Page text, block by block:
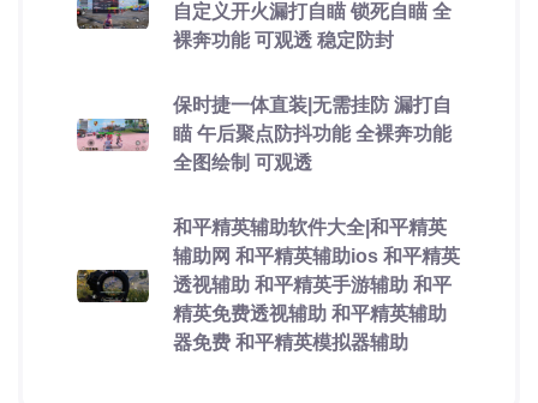
自定义开火漏打自瞄 锁死自瞄 全
裸奔功能 可观透 稳定防封
保时捷一体直装|无需挂防 漏打自
瞄 午后聚点防抖功能 全裸奔功能
全图绘制 可观透
和平精英辅助软件大全|和平精英
辅助网 和平精英辅助ios 和平精英
透视辅助 和平精英手游辅助 和平
精英免费透视辅助 和平精英辅助
器免费 和平精英模拟器辅助